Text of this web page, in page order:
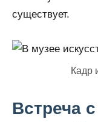
существует.
Кадр
Встреча